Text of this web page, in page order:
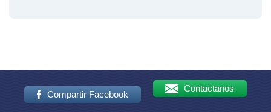
Compartir Facebook
Contactanos